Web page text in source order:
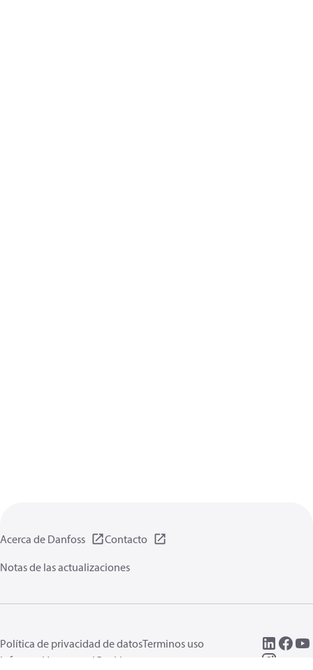
Acerca de Danfoss
Contacto
Notas de las actualizaciones
Política de privacidad de datosTerminos uso
Información general Cookies